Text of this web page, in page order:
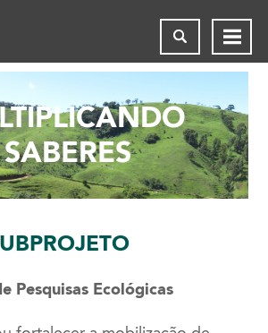
SABERES
Pesquisas Ecológicas